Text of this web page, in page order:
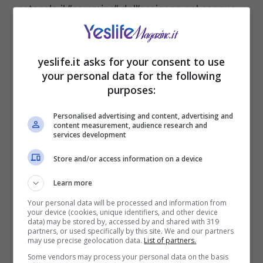
ostacola il “cammino” dell’ossigeno nel sangue.
È necessario infatti fare molta
attenzione ai funghi,veri propri alimenti
contengono tossine difficilmente digestibili.
yeslife.it asks for your consent to use
your personal data for the following
purposes:
Personalised advertising and content, advertising and
content measurement, audience research and
services development
Store and/or access information on a device
Learn more
Your personal data will be processed and information from
your device (cookies, unique identifiers, and other device
data) may be stored by, accessed by and shared with 319
partners, or used specifically by this site. We and our partners
may use precise geolocation data. List of partners.
Some vendors may process your personal data on the basis